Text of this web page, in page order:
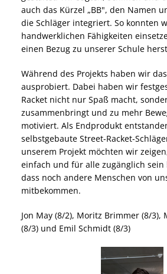
auch das Kürzel „BB", den Namen
die Schläger integriert. So konnten
handwerklichen Fähigkeiten
einen Bezug zu unserer Schule
Während des Projekts haben wir
ausprobiert. Dabei haben wir
Racket nicht nur Spaß macht,
zusammenbringt und zu mehr
motiviert. Als Endprodukt
selbstgebaute Street-Racket-
unserem Projekt möchten wir
einfach und für alle zugänglich sein
dass noch andere Menschen von
mitbekommen.
Jon May (8/2), Moritz Brimmer (8/3),
(8/3) und Emil Schmidt (8/3)